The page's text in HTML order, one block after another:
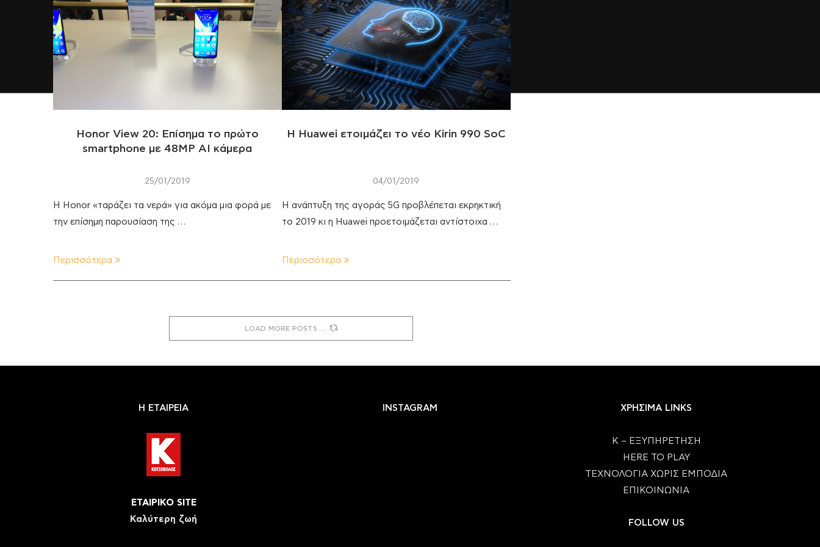
Honor View 20: Επίσημα το πρώτο
smartphone με 48MP ΑΙ κάμερα
25/01/2019
Η Honor «ταράζει τα νερά» για ακόμα μια φορά με
την επίσημη παρουσίαση της …
Περισσότερα
Η Huawei ετοιμάζει το νέο Kirin 990 SoC
04/01/2019
Η ανάπτυξη της αγοράς 5G προβλέπεται εκρηκτική
το 2019 κι η Huawei προετοιμάζεται αντίστοιχα …
Περισσότερα
LOAD MORE POSTS
Η ΕΤΑΙΡΕΙΑ
ΕΤΑΙΡΙΚΟ SITE
Καλύτερη ζωή
INSTAGRAM ΧΡΗΣΙΜΑ LINKS
Κ – ΕΞΥΠΗΡΕΤΗΣΗ
HERE TO PLAY
ΤΕΧΝΟΛΟΓΙΑ ΧΩΡΙΣ ΕΜΠΟΔΙΑ
ΕΠΙΚΟΙΝΩΝΙΑ
FOLLOW US